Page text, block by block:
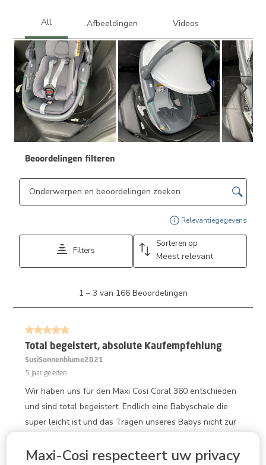
Maxi-Cosi respecteert uw privacy
Beoordelingen filteren
Onderwerpen en beoordelingen zoeken per regio
Relevantiegegevens
Filters
Sorteren op
Meest relevant
3
166
Beoordelingen.
1 – 3 van 166 Beoordelingen
5 van 5 sterren.
Total begeistert, absolute Kaufempfehlung
SusiSonnenblume2021
5 jaar geleden
Wir haben uns für den Maxi Cosi Coral 360 entschieden
und sind total begeistert. Endlich eine Babyschale die
super leicht ist und das Tragen unseres Babys nicht zur
Sicherheit, dieses ist ein super wichtiges Kriterium und